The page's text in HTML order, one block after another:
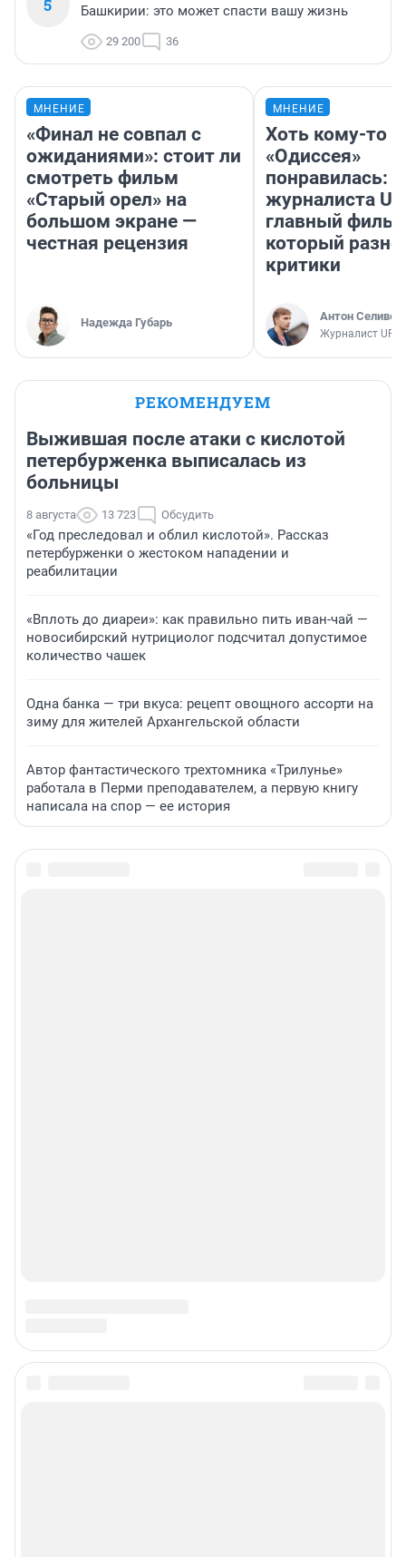
5
Башкирии: это может спасти вашу жизнь
29 200 36
МНЕНИЕ
«Финал не совпал с
ожиданиями»: стоит ли
смотреть фильм
«Старый орел» на
большом экране —
честная рецензия
Надежда Губарь
МНЕНИЕ
Хоть кому-то
«Одиссея»
понравилась:
журналиста
главный
который
критики
Антон
Журналист
РЕКОМЕНДУЕМ
Выжившая после атаки с кислотой
петербурженка выписалась из
больницы
8 августа 13 723 Обсудить
«Год преследовал и облил кислотой». Рассказ
петербурженки о жестоком нападении и
реабилитации
«Вплоть до диареи»: как правильно пить иван-чай —
новосибирский нутрициолог подсчитал допустимое
количество чашек
Одна банка — три вкуса: рецепт овощного ассорти на
зиму для жителей Архангельской области
Автор фантастического трехтомника «Трилунье»
работала в Перми преподавателем, а первую книгу
написала на спор — ее история